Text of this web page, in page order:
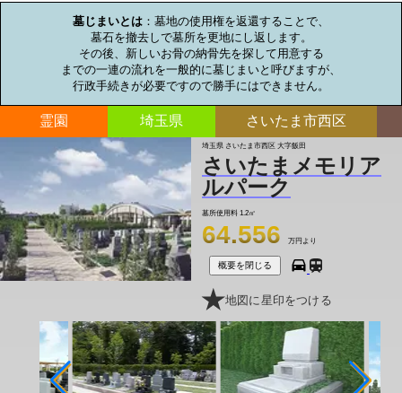
墓じまいとは ：墓地の使用権を返還することで、
墓石を撤去しで墓所を更地にし返します。
その後、新しいお骨の納骨先を探して用意する
までの一連の流れを一般的に墓じまいと呼びますが、
行政手続きが必要ですので勝手にはできません。
霊園 埼玉県 さいたま市西区
埼玉県 さいたま市西区 大字飯田
さいたまメモリア
ルパーク
墓所使用料 1.2㎡
64.556 万円より
概要を閉じる
地図に星印をつける